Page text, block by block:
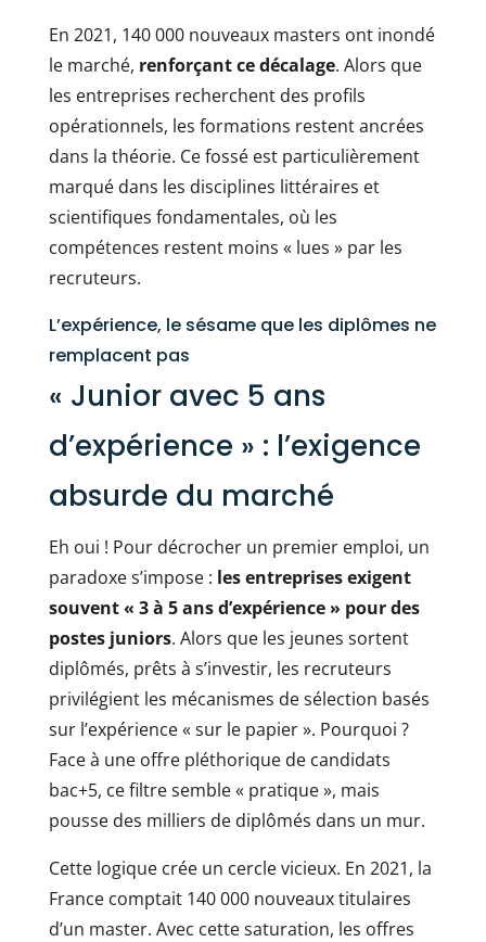
En 2021, 140 000 nouveaux masters ont inondé
le marché, renforçant ce décalage. Alors que
les entreprises recherchent des profils
opérationnels, les formations restent ancrées
dans la théorie. Ce fossé est particulièrement
marqué dans les disciplines littéraires et
scientifiques fondamentales, où les
compétences restent moins « lues » par les
recruteurs.
L’expérience, le sésame que les diplômes ne
remplacent pas
« Junior avec 5 ans
d’expérience » : l’exigence
absurde du marché
Eh oui ! Pour décrocher un premier emploi, un
paradoxe s’impose : les entreprises exigent
souvent « 3 à 5 ans d’expérience » pour des
postes juniors. Alors que les jeunes sortent
diplômés, prêts à s’investir, les recruteurs
privilégient les mécanismes de sélection basés
sur l’expérience « sur le papier ». Pourquoi ?
Face à une offre pléthorique de candidats
bac+5, ce filtre semble « pratique », mais
pousse des milliers de diplômés dans un mur.
Cette logique crée un cercle vicieux. En 2021, la
France comptait 140 000 nouveaux titulaires
d’un master. Avec cette saturation, les offres